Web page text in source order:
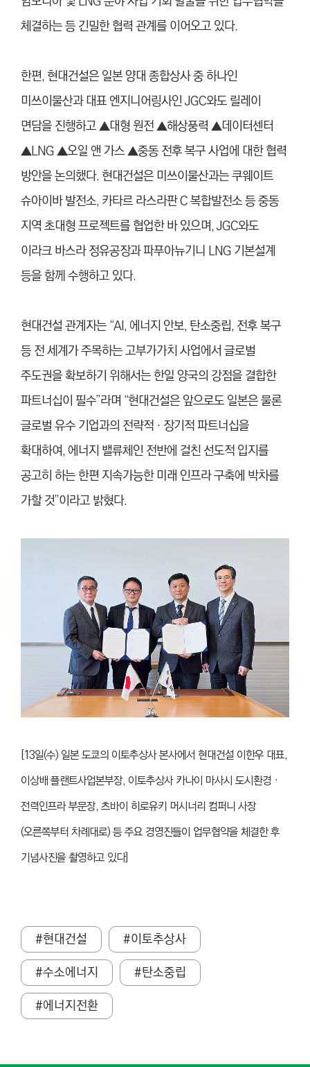
체결하는 등 긴밀한 협력 관계를 이어오고 있다.
한편, 현대건설은 일본 양대 종합상사 중 하나인
미쓰이물산과 대표 엔지니어링사인 JGC와도 릴레이
면담을 진행하고 ▲대형 원전 ▲해상풍력 ▲데이터센터
▲LNG ▲오일 앤 가스 ▲중동 전후 복구 사업에 대한 협력
방안을 논의했다. 현대건설은 미쓰이물산과는 쿠웨이트
슈아이바 발전소, 카타르 라스라판 C 복합발전소 등 중동
지역 초대형 프로젝트를 협업한 바 있으며, JGC와도
이라크 바스라 정유공장과 파푸아뉴기니 LNG 기본설계
등을 함께 수행하고 있다.
현대건설 관계자는 “AI, 에너지 안보, 탄소중립, 전후 복구
등 전 세계가 주목하는 고부가가치 사업에서 글로벌
주도권을 확보하기 위해서는 한일 양국의 강점을 결합한
파트너십이 필수”라며 “현대건설은 앞으로도 일본은 물론
글로벌 유수 기업과의 전략적‧장기적 파트너십을
확대하여, 에너지 밸류체인 전반에 걸친 선도적 입지를
공고히 하는 한편 지속가능한 미래 인프라 구축에 박차를
가할 것”이라고 밝혔다.
[13일(수) 일본 도쿄의 이토추상사 본사에서 현대건설 이한우 대표,
이상배 플랜트사업본부장, 이토추상사 카나이 마사시 도시환경‧
전력인프라 부문장, 츠바이 히로유키 머시너리 컴퍼니 사장
(오른쪽부터 차례대로) 등 주요 경영진들이 업무협약을 체결한 후
기념사진을 촬영하고 있다]
#현대건설
#이토추상사
#수소에너지
#탄소중립
#에너지전환